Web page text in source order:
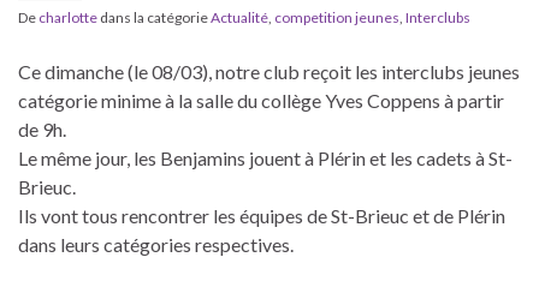
De charlotte dans la catégorieActualité, competition jeunes, Interclubs
Ce dimanche (le 08/03), notre club reçoit les interclubs jeunes
catégorie minime à la salle du collège Yves Coppens à partir
de 9h.
Le même jour, les Benjamins jouent à Plérin et les cadets à St-
Brieuc.
Ils vont tous rencontrer les équipes de St-Brieuc et de Plérin
dans leurs catégories respectives.